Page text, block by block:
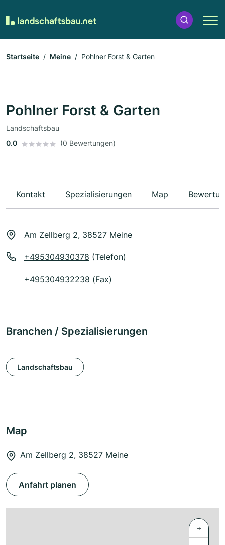
Startseite Meine Pohlner Forst & Garten
Pohlner Forst & Garten
Landschaftsbau
0.0
(0 Bewertungen)
Kontakt Spezialisierungen Map
Am Zellberg 2, 38527 Meine
+495304930378 (Telefon)
+495304932238 (Fax)
Branchen / Spezialisierungen
Landschaftsbau
Map
Am Zellberg 2, 38527 Meine
Anfahrt planen
+